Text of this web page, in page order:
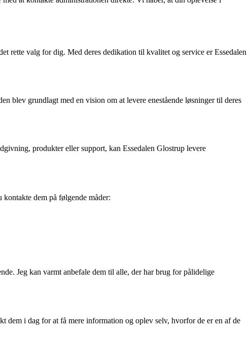
rette valg for dig. Med deres dedikation til kvalitet og service er Essedalen
blev grundlagt med en vision om at levere enestående løsninger til deres
produkter eller support, kan Essedalen Glostrup levere
dem på følgende måder:
Jeg kan varmt anbefale dem til alle, der har brug for pålidelige
dem i dag for at få mere information og oplev selv, hvorfor de er en af de